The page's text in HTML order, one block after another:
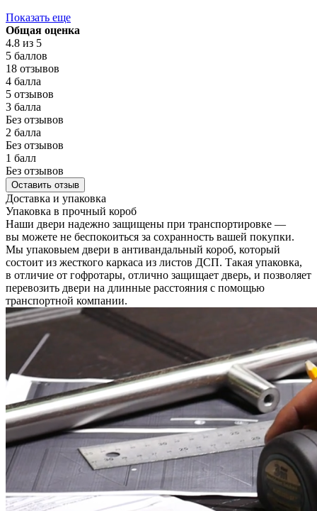
Показать еще
Общая оценка
4.8 из 5
5 баллов
18 отзывов
4 балла
5 отзывов
3 балла
Без отзывов
2 балла
Без отзывов
1 балл
Без отзывов
Оставить отзыв
Доставка и упаковка
Упаковка в прочный короб
Наши двери надежно защищены при транспортировке —
вы можете не беспокоиться за сохранность вашей покупки.
Мы упаковыем двери в антивандальный короб, который
состоит из жесткого каркаса из листов ДСП. Такая упаковка,
в отличие от гофротары, отлично защищает дверь, и позволяет
перевозить двери на длинные расстояния с помощью
транспортной компании.